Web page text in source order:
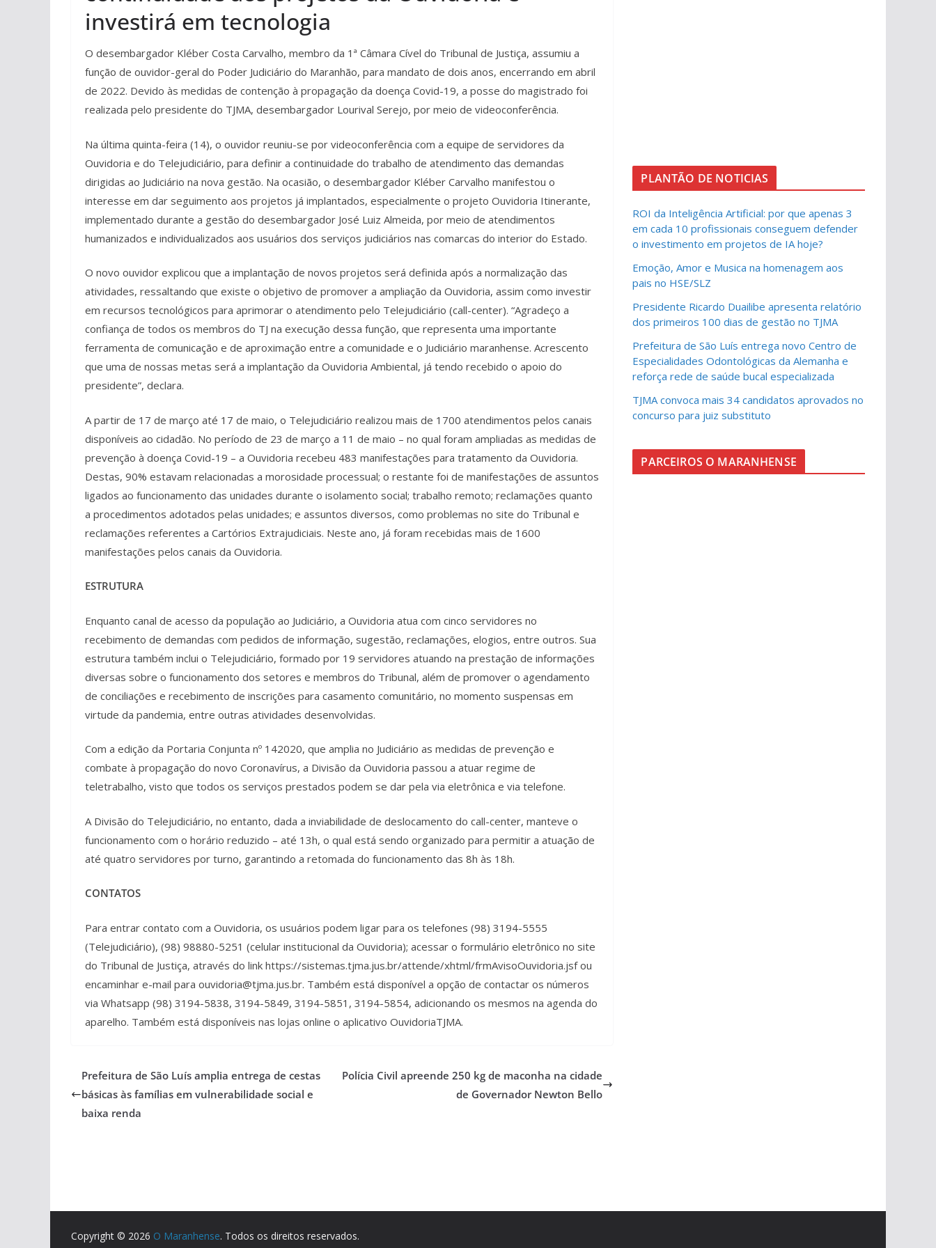
investirá em tecnologia
O desembargador Kléber Costa Carvalho, membro da 1ª Câmara Cível do Tribunal de Justiça, assumiu a
função de ouvidor-geral do Poder Judiciário do Maranhão, para mandato de dois anos, encerrando em abril
de 2022. Devido às medidas de contenção à propagação da doença Covid-19, a posse do magistrado foi
realizada pelo presidente do TJMA, desembargador Lourival Serejo, por meio de videoconferência.
Na última quinta-feira (14), o ouvidor reuniu-se por videoconferência com a equipe de servidores da
Ouvidoria e do Telejudiciário, para definir a continuidade do trabalho de atendimento das demandas
dirigidas ao Judiciário na nova gestão. Na ocasião, o desembargador Kléber Carvalho manifestou o
interesse em dar seguimento aos projetos já implantados, especialmente o projeto Ouvidoria Itinerante,
implementado durante a gestão do desembargador José Luiz Almeida, por meio de atendimentos
humanizados e individualizados aos usuários dos serviços judiciários nas comarcas do interior do Estado.
O novo ouvidor explicou que a implantação de novos projetos será definida após a normalização das
atividades, ressaltando que existe o objetivo de promover a ampliação da Ouvidoria, assim como investir
em recursos tecnológicos para aprimorar o atendimento pelo Telejudiciário (call-center). “Agradeço a
confiança de todos os membros do TJ na execução dessa função, que representa uma importante
ferramenta de comunicação e de aproximação entre a comunidade e o Judiciário maranhense. Acrescento
que uma de nossas metas será a implantação da Ouvidoria Ambiental, já tendo recebido o apoio do
presidente”, declara.
A partir de 17 de março até 17 de maio, o Telejudiciário realizou mais de 1700 atendimentos pelos canais
disponíveis ao cidadão. No período de 23 de março a 11 de maio – no qual foram ampliadas as medidas de
prevenção à doença Covid-19 – a Ouvidoria recebeu 483 manifestações para tratamento da Ouvidoria.
Destas, 90% estavam relacionadas a morosidade processual; o restante foi de manifestações de assuntos
ligados ao funcionamento das unidades durante o isolamento social; trabalho remoto; reclamações quanto
a procedimentos adotados pelas unidades; e assuntos diversos, como problemas no site do Tribunal e
reclamações referentes a Cartórios Extrajudiciais. Neste ano, já foram recebidas mais de 1600
manifestações pelos canais da Ouvidoria.
ESTRUTURA
Enquanto canal de acesso da população ao Judiciário, a Ouvidoria atua com cinco servidores no
recebimento de demandas com pedidos de informação, sugestão, reclamações, elogios, entre outros. Sua
estrutura também inclui o Telejudiciário, formado por 19 servidores atuando na prestação de informações
diversas sobre o funcionamento dos setores e membros do Tribunal, além de promover o agendamento
de conciliações e recebimento de inscrições para casamento comunitário, no momento suspensas em
virtude da pandemia, entre outras atividades desenvolvidas.
Com a edição da Portaria Conjunta nº 142020, que amplia no Judiciário as medidas de prevenção e
combate à propagação do novo Coronavírus, a Divisão da Ouvidoria passou a atuar regime de
teletrabalho, visto que todos os serviços prestados podem se dar pela via eletrônica e via telefone.
A Divisão do Telejudiciário, no entanto, dada a inviabilidade de deslocamento do call-center, manteve o
funcionamento com o horário reduzido – até 13h, o qual está sendo organizado para permitir a atuação de
até quatro servidores por turno, garantindo a retomada do funcionamento das 8h às 18h.
CONTATOS
Para entrar contato com a Ouvidoria, os usuários podem ligar para os telefones (98) 3194-5555
(Telejudiciário), (98) 98880-5251 (celular institucional da Ouvidoria); acessar o formulário eletrônico no site
do Tribunal de Justiça, através do link https://sistemas.tjma.jus.br/attende/xhtml/frmAvisoOuvidoria.jsf ou
encaminhar e-mail para ouvidoria@tjma.jus.br. Também está disponível a opção de contactar os números
via Whatsapp (98) 3194-5838, 3194-5849, 3194-5851, 3194-5854, adicionando os mesmos na agenda do
aparelho. Também está disponíveis nas lojas online o aplicativo OuvidoriaTJMA.
Prefeitura de São Luís amplia entrega de cestas
básicas às famílias em vulnerabilidade social e
baixa renda
Polícia Civil apreende 250 kg de maconha na cidade
de Governador Newton Bello
PLANTÃO DE NOTICIAS
ROI da Inteligência Artificial: por que apenas 3
em cada 10 profissionais conseguem defender
o investimento em projetos de IA hoje?
Emoção, Amor e Musica na homenagem aos
pais no HSE/SLZ
Presidente Ricardo Duailibe apresenta relatório
dos primeiros 100 dias de gestão no TJMA
Prefeitura de São Luís entrega novo Centro de
Especialidades Odontológicas da Alemanha e
reforça rede de saúde bucal especializada
TJMA convoca mais 34 candidatos aprovados no
concurso para juiz substituto
PARCEIROS O MARANHENSE
Copyright © 2026 O Maranhense. Todos os direitos reservados.